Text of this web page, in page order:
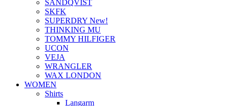
SANDQVIST
SKFK
SUPERDRY New!
THINKING MU
TOMMY HILFIGER
UCON
VEJA
WRANGLER
WAX LONDON
WOMEN
Shirts
Langarm